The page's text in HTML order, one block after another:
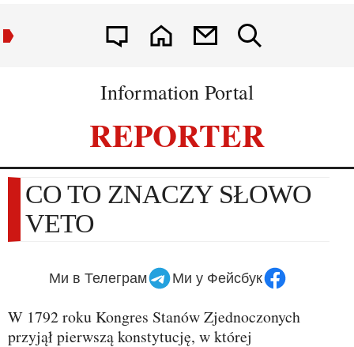
Information Portal
REPORTER
CO TO ZNACZY SŁOWO
VETO
Ми в Телеграм Ми у Фейсбук
W 1792 roku Kongres Stanów Zjednoczonych
przyjął pierwszą konstytucję, w której